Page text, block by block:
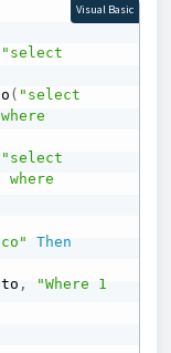
"select
( "select
"select
Then
,
"Where 1
Visual Basic